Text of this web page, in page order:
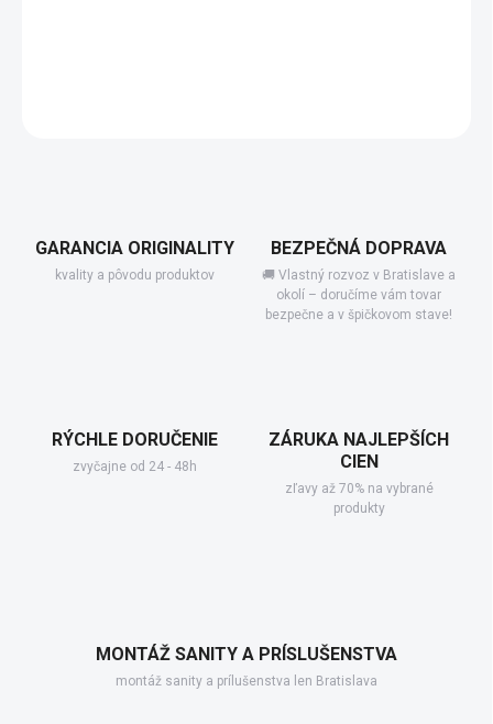
GARANCIA ORIGINALITY
kvality a pôvodu produktov
BEZPEČNÁ DOPRAVA
🚚 Vlastný rozvoz v Bratislave a
okolí – doručíme vám tovar
bezpečne a v špičkovom stave!
RÝCHLE DORUČENIE
zvyčajne od 24 - 48h
ZÁRUKA NAJLEPŠÍCH
CIEN
zľavy až 70% na vybrané
produkty
MONTÁŽ SANITY A PRÍSLUŠENSTVA
montáž sanity a prílušenstva len Bratislava